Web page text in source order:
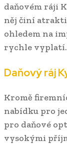
daňovém ráji
něj činí
ohledem na
rychle vyplatí.
Daňový ráj
Kromě
nabídku pro
pro daňové
vysokými